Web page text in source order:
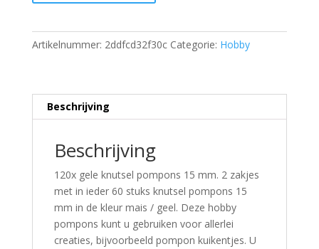
Artikelnummer: 2ddfcd32f30c Categorie: Hobby
Beschrijving
Beschrijving
120x gele knutsel pompons 15 mm. 2 zakjes
met in ieder 60 stuks knutsel pompons 15
mm in de kleur mais / geel. Deze hobby
pompons kunt u gebruiken voor allerlei
creaties, bijvoorbeeld pompon kuikentjes. U